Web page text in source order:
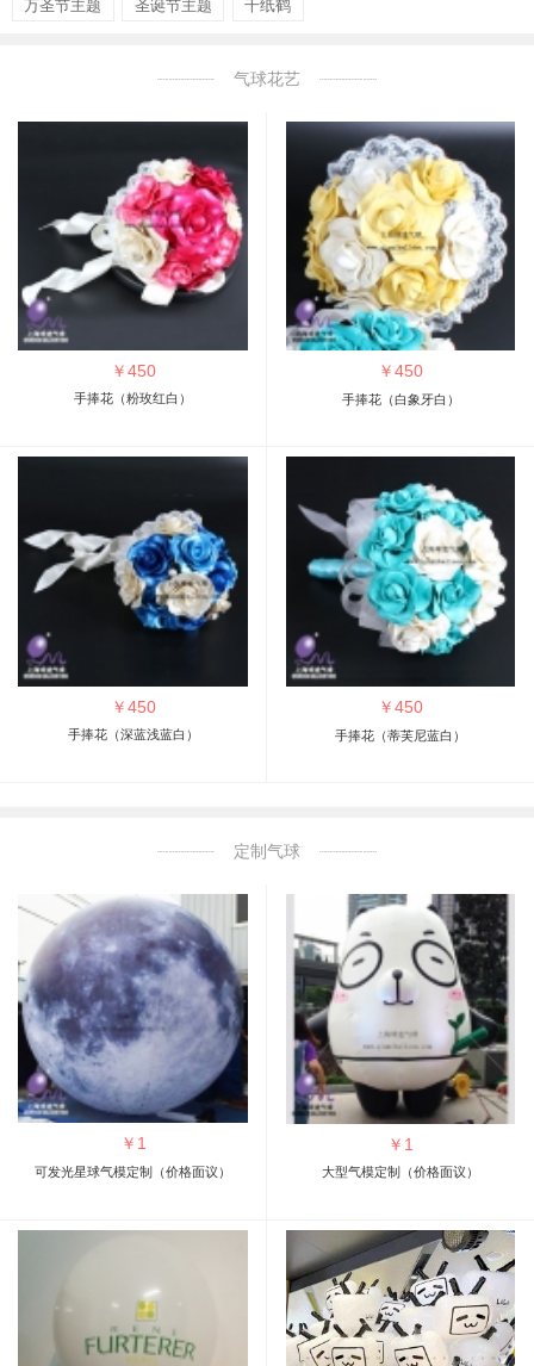
万圣节主题 圣诞节主题 千纸鹤
气球花艺
￥450
手捧花（粉玫红白）
￥450
手捧花（白象牙白）
￥450
手捧花（深蓝浅蓝白）
￥450
手捧花（蒂芙尼蓝白）
定制气球
￥ 1
可发光星球气模定制（价格面议）
￥ 1
大型气模定制（价格面议）